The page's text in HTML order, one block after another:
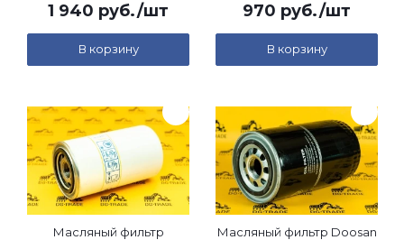
1 940 руб./шт
В корзину
970 руб./шт
В корзину
Масляный фильтр
Масляный фильтр Doosan